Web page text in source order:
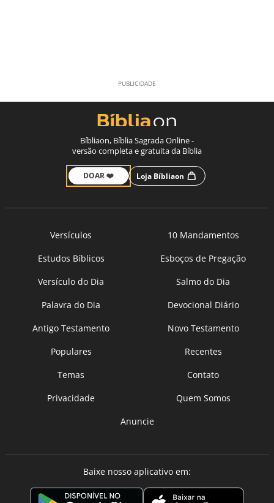
Bíbliaon, Bíblia Sagrada Online -
versão completa e gratuita da Bíblia
DOAR ❤️ Loja Bíbliaon
Versículos
10 Mandamentos
Estudos Bíblicos
Esboços de Pregação
Versículo do Dia
Salmo do Dia
Palavra do Dia
Devocional Diário
Antigo Testamento
Novo Testamento
Populares
Recentes
Temas
Contato
Privacidade
Quem Somos
Anuncie
Baixe nosso aplicativo em: